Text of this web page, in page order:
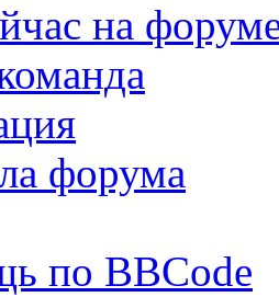
на
форума
по BBCode